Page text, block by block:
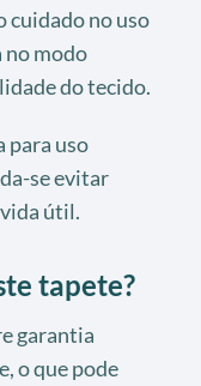
cuidado no uso
no modo
do tecido.
para uso
se evitar
útil.
tapete?
garantia
o que pode